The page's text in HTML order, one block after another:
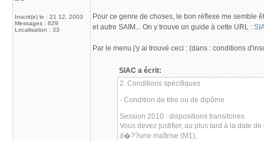
Inscrit(e) le : 21 12, 2003
Messages : 629
Localisation : 33
Pour ce genre de choses, le bon réflexe me semble
et autre SAIM... On y trouve un guide à cette URL :
Par le menu j'y ai trouvé ceci : (dans : conditions
SIAC a écrit:
2. Conditions spécifiques
- Condition de titre ou de dipôme
Session 2010 : dispositions transitoires
Vous devez justifier, au plus tard à la date
d�??une maîtrise (M1),